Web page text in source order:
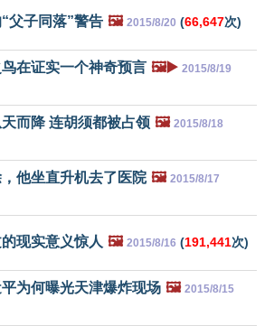
父子同落”警告 🖼️ 2015/8/20 (66,647次)
在证实一个神奇预言 🖼️▶️ 2015/8/19
而降 连胡须都被占领 🖼️ 2015/8/18
他坐直升机去了医院 🖼️ 2015/8/17
现实意义惊人 🖼️ 2015/8/16 (191,441次)
为何曝光天津爆炸现场 🖼️ 2015/8/15